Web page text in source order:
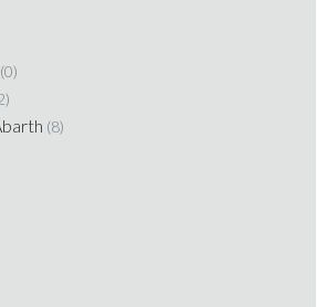
(0)
(8)